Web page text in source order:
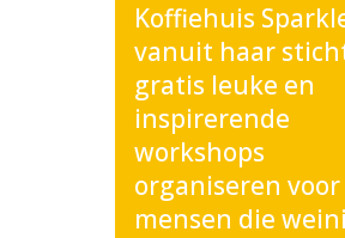
Koffiehuis
vanuit haar
gratis leuke en
inspirerende
workshops
organiseren voor
mensen die